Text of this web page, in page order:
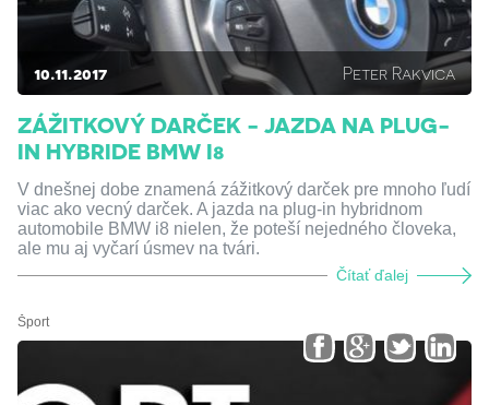
10.11.2017 Peter Rakvica
ZÁŽITKOVÝ DARČEK - JAZDA NA PLUG-
IN HYBRIDE BMW I8
V dnešnej dobe znamená zážitkový darček pre mnoho ľudí
viac ako vecný darček. A jazda na plug-in hybridnom
automobile BMW i8 nielen, že poteší nejedného človeka,
ale mu aj vyčarí úsmev na tvári.
Čítať ďalej
Šport